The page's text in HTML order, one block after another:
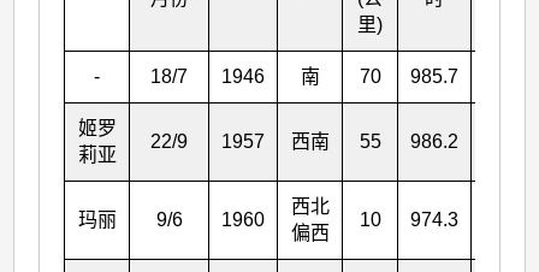
里)
- 18/7 1946 南 70 985.7
姬罗
莉亚
22/9 1957 西南 55 986.2
玛丽 9/6 1960
西北
偏西
10 974.3